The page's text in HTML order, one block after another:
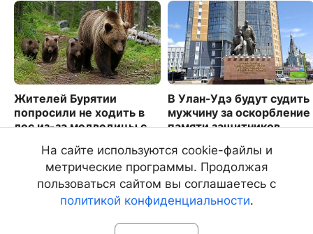
Жителей Бурятии
попросили не ходить в
лес из-за медведицы с
В Улан-Удэ будут судить
мужчину за оскорбление
памяти защитников
3088
На сайте используются cookie-файлы и
метрические программы. Продолжая
пользоваться сайтом вы соглашаетесь с
политикой конфиденциальности.